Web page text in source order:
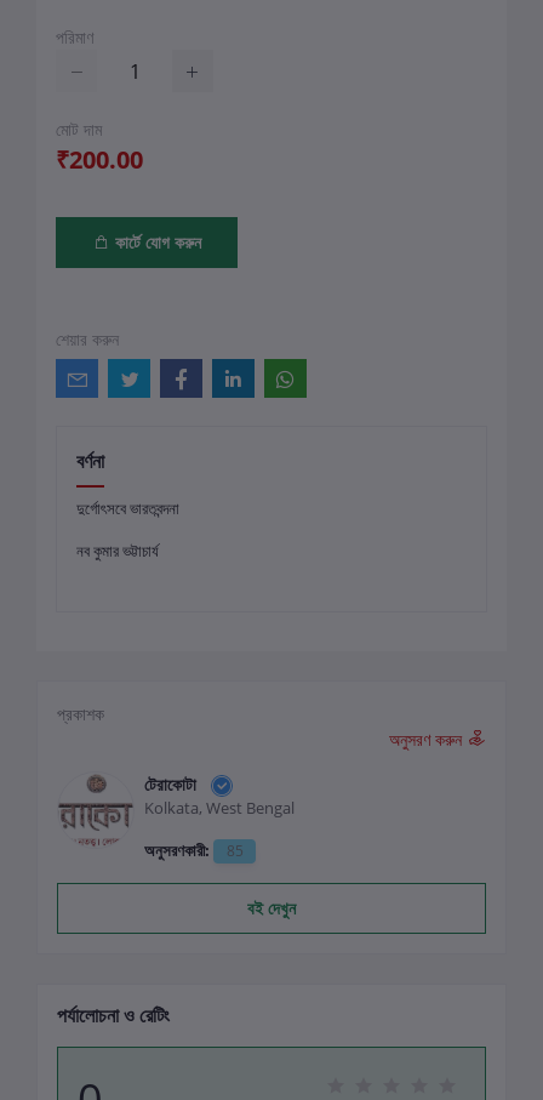
পরিমাণ
মোট দাম
₹200.00
কার্টে যোগ করুন
শেয়ার করুন
বর্ণনা
দুর্গোৎসবে ভারতবন্দনা
নব কুমার ভট্টাচার্য
প্রকাশক
অনুসরণ করুন
টেরাকোটা
Kolkata, West Bengal
অনুসরণকারী:
85
বই দেখুন
পর্যালোচনা ও রেটিং